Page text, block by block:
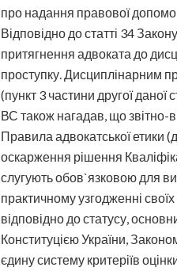
про надання правової
Відповідно до статті 34
притягнення адвоката до
проступку. Дисциплінарним
(пункт 3 частини другої даної
ВС також нагадав, що звітно-
Правила адвокатської етики
оскарження рішення
слугують обов`язковою для
практичному узгодженні
відповідно до статусу,
Конституцією України,
єдину систему критеріїв